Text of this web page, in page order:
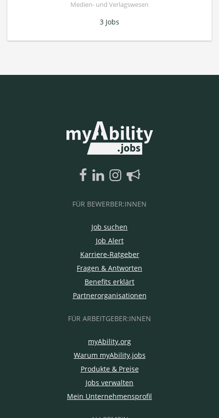
Medien- und Verlagswesen
3 Jobs
FÜR BEWERBER:INNEN
Job suchen
Job Alert
Karriere-Ratgeber
Fragen & Antworten
Benefits erklärt
Partnerorganisationen
FÜR ARBEITGEBER:INNEN
myAbility.org
Warum myAbility.jobs
Produkte & Preise
Jobs verwalten
Mein Unternehmensprofil